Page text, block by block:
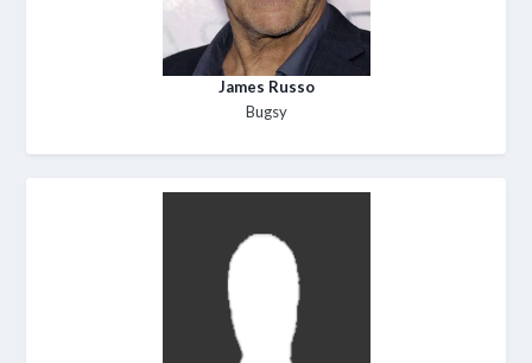
James Russo
Bugsy